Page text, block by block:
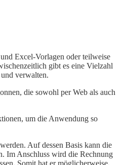
Excel-Vorlagen oder teilweise
gibt es eine Vielzahl
verwalten.
die sowohl per Web als auch
um die Anwendung so
Auf dessen Basis kann die
Im Anschluss wird die Rechnung